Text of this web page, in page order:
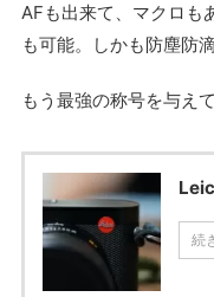
AFも出来て、マクロ
も可能。しかも防塵防滴
もう最強の称号を与え
続